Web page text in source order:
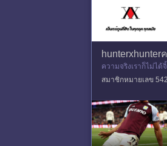
ความจริงเราก็ไม่ไ
ร์นตล
สมาชิกหมายเลข